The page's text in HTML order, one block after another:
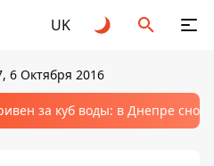
UK
6 Октября 2016
за куб воды: в Днепре